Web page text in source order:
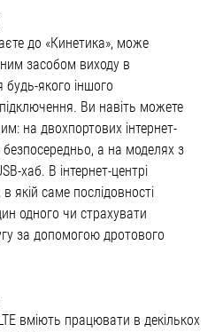
до «Кинетика», може
засобом виходу в
будь-якого іншого
Ви навіть можете
на двохпортових інтернет-
а на моделях з
хаб. В інтернет-центрі
якій саме послідовності
одного чи страхувати
за допомогою дротового
вміють працювати в декількох